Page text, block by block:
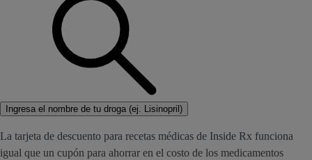
Ingresa el nombre de tu droga (ej. Lisinopril)
La tarjeta de descuento para recetas médicas de Inside Rx funciona
igual que un cupón para ahorrar en el costo de los medicamentos